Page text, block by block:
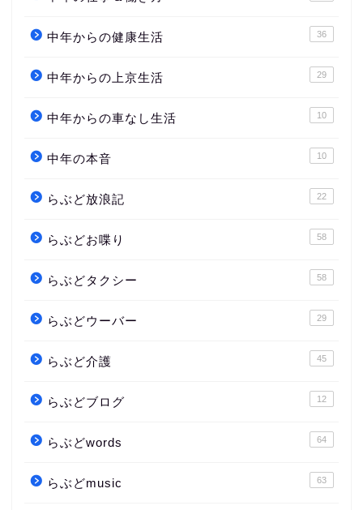
中年からの健康生活 36
中年からの上京生活 29
中年からの車なし生活 10
中年の本音 10
らぶど放浪記 22
らぶどお喋り 58
らぶどタクシー 58
らぶどウーバー 29
らぶど介護 45
らぶどブログ 12
らぶどwords 64
らぶどmusic 63